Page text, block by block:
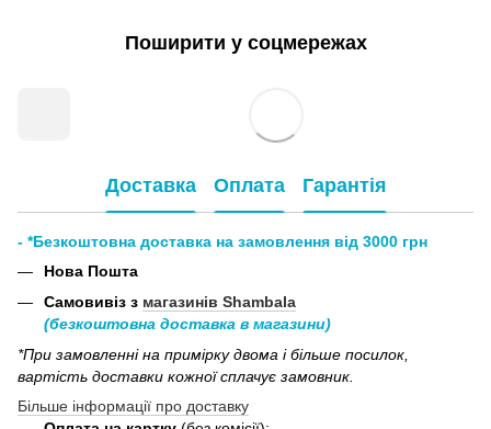
Поширити у соцмережах
Доставка Оплата Гарантія
- *Безкоштовна доставка на замовлення від 3000 грн
Нова Пошта
Самовивіз з магазинів Shambala
(безкоштовна доставка в магазини)
*При замовленні на примірку двома і більше посилок,
вартість доставки кожної сплачує замовник.
Більше інформації про доставку